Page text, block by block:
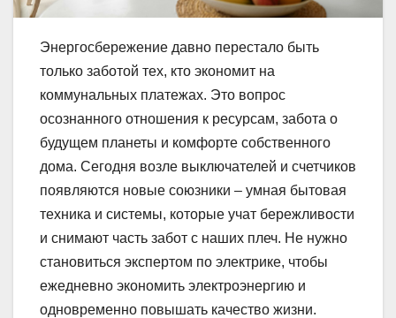
Энергосбережение давно перестало быть
только заботой тех, кто экономит на
коммунальных платежах. Это вопрос
осознанного отношения к ресурсам, забота о
будущем планеты и комфорте собственного
дома. Сегодня возле выключателей и счетчиков
появляются новые союзники – умная бытовая
техника и системы, которые учат бережливости
и снимают часть забот с наших плеч. Не нужно
становиться экспертом по электрике, чтобы
ежедневно экономить электроэнергию и
одновременно повышать качество жизни.